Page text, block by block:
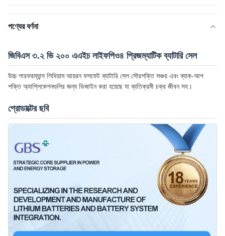
পণ্যের বর্ণনা
জিবিএস ৩.২ ভি ২০০ এএইচ লাইফপিও৪ প্রিজম্যাটিক ব্যাটারি সেল
উচ্চ পারফরম্যান্স লিথিয়াম আয়রন ফসফেট ব্যাটারি সেল সৌরশক্তি সঞ্চয় এবং ব্যাক-আপ
শক্তি অ্যাপ্লিকেশনগুলির জন্য ডিজাইন করা হয়েছে যা ব্যতিক্রমী চক্র জীবন সহ।
প্রোডাক্টের ছবি